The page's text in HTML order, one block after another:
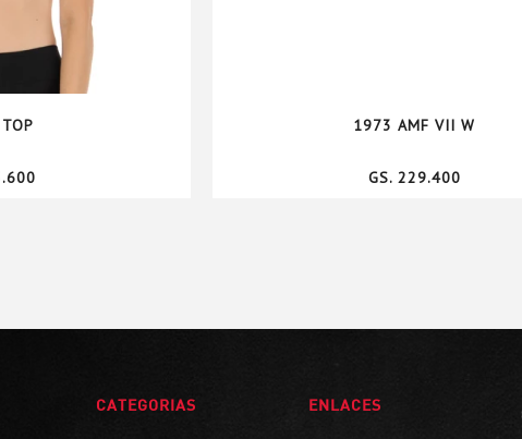
1973 AMF VII W
GS. 229.400
CATEGORIAS ENLACES